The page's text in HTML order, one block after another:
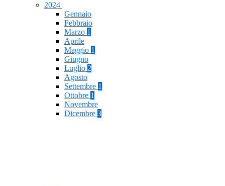
2024
Gennaio
Febbraio
Marzo 1
Aprile
Maggio 1
Giugno
Luglio 2
Agosto
Settembre 1
Ottobre 1
Novembre
Dicembre 3